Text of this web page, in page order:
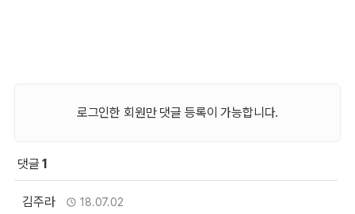
로그인한 회원만 댓글 등록이 가능합니다.
회원 문의 및 댓글
댓글1
김주라님의 댓글
작성자
김주라 작성일18.07.02